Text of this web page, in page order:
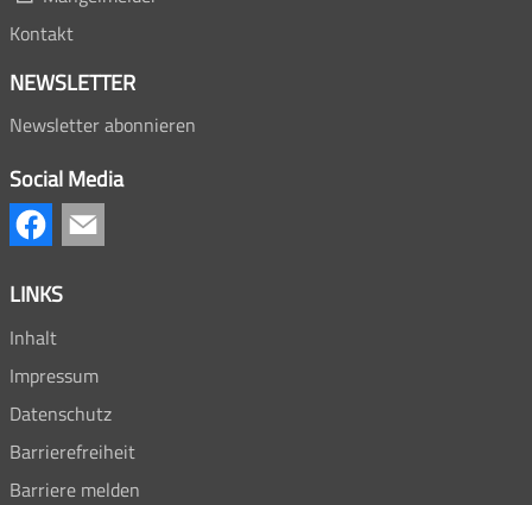
Kontakt
NEWSLETTER
Newsletter abonnieren
Social Media
LINKS
Inhalt
Impressum
Datenschutz
Barrierefreiheit
Barriere melden